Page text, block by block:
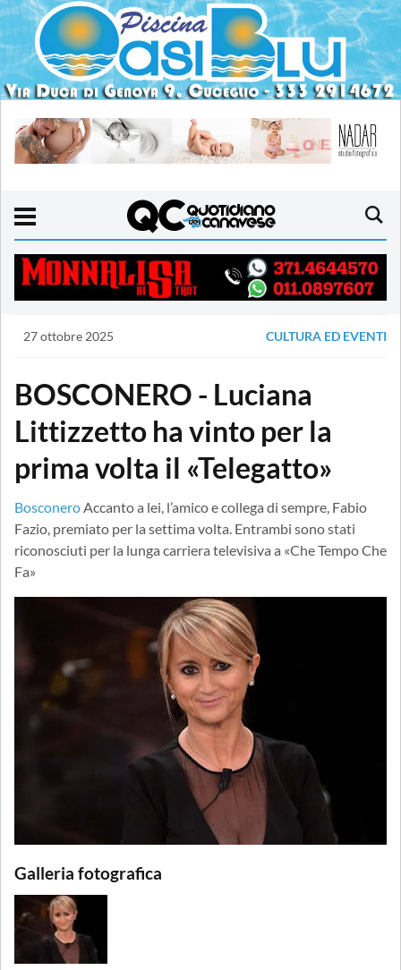
27 ottobre 2025 CULTURA ED EVENTI
BOSCONERO - Luciana
Littizzetto ha vinto per la
prima volta il «Telegatto»
Bosconero Accanto a lei, l’amico e collega di sempre, Fabio
Fazio, premiato per la settima volta. Entrambi sono stati
riconosciuti per la lunga carriera televisiva a «Che Tempo Che
Fa»
Galleria fotografica